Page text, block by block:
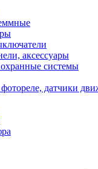
аксессуары
системы
датчики